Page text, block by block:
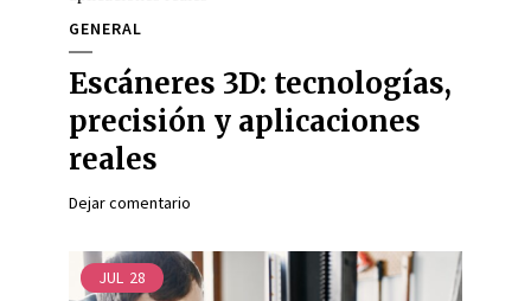
GENERAL
Escáneres 3D: tecnologías,
precisión y aplicaciones
reales
Dejar comentario
JUL 28